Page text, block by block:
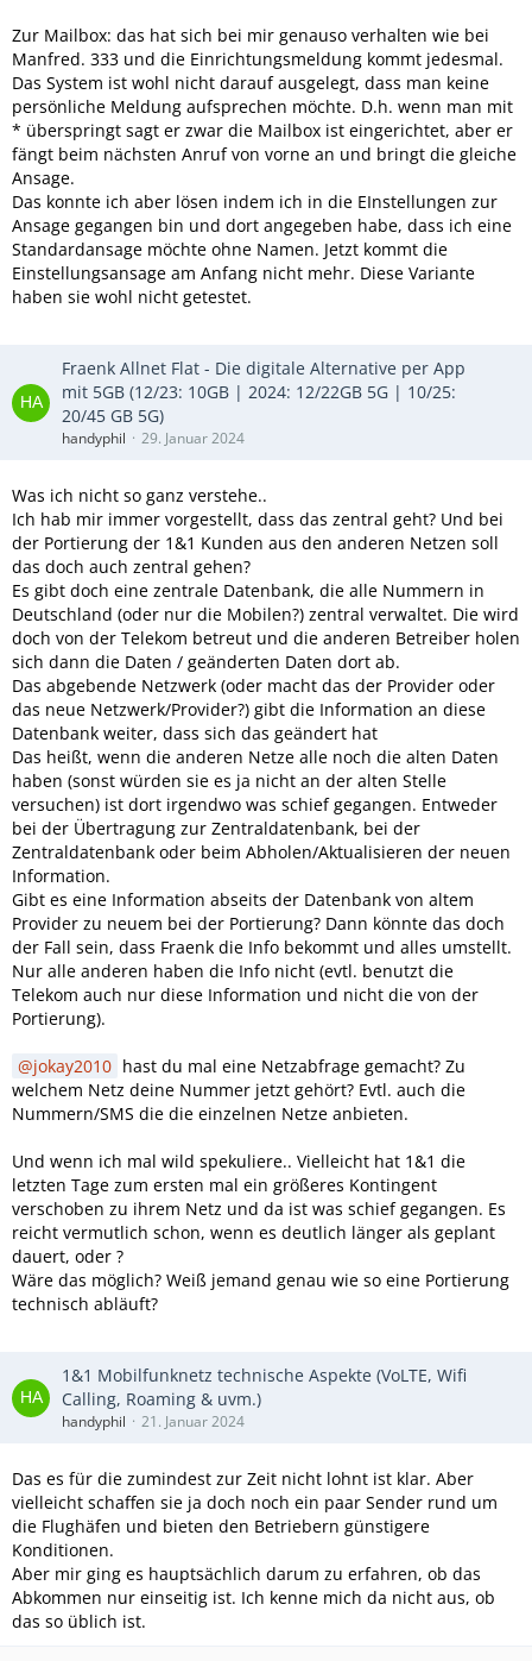
Zur Mailbox: das hat sich bei mir genauso verhalten wie bei
Manfred. 333 und die Einrichtungsmeldung kommt jedesmal.
Das System ist wohl nicht darauf ausgelegt, dass man keine
persönliche Meldung aufsprechen möchte. D.h. wenn man mit
* überspringt sagt er zwar die Mailbox ist eingerichtet, aber er
fängt beim nächsten Anruf von vorne an und bringt die gleiche
Ansage.
Das konnte ich aber lösen indem ich in die EInstellungen zur
Ansage gegangen bin und dort angegeben habe, dass ich eine
Standardansage möchte ohne Namen. Jetzt kommt die
Einstellungsansage am Anfang nicht mehr. Diese Variante
haben sie wohl nicht getestet.
Fraenk Allnet Flat - Die digitale Alternative per App
mit 5GB (12/23: 10GB | 2024: 12/22GB 5G | 10/25:
20/45 GB 5G)
handyphil 29. Januar 2024
Was ich nicht so ganz verstehe..
Ich hab mir immer vorgestellt, dass das zentral geht? Und bei
der Portierung der 1&1 Kunden aus den anderen Netzen soll
das doch auch zentral gehen?
Es gibt doch eine zentrale Datenbank, die alle Nummern in
Deutschland (oder nur die Mobilen?) zentral verwaltet. Die wird
doch von der Telekom betreut und die anderen Betreiber holen
sich dann die Daten / geänderten Daten dort ab.
Das abgebende Netzwerk (oder macht das der Provider oder
das neue Netzwerk/Provider?) gibt die Information an diese
Datenbank weiter, dass sich das geändert hat
Das heißt, wenn die anderen Netze alle noch die alten Daten
haben (sonst würden sie es ja nicht an der alten Stelle
versuchen) ist dort irgendwo was schief gegangen. Entweder
bei der Übertragung zur Zentraldatenbank, bei der
Zentraldatenbank oder beim Abholen/Aktualisieren der neuen
Information.
Gibt es eine Information abseits der Datenbank von altem
Provider zu neuem bei der Portierung? Dann könnte das doch
der Fall sein, dass Fraenk die Info bekommt und alles umstellt.
Nur alle anderen haben die Info nicht (evtl. benutzt die
Telekom auch nur diese Information und nicht die von der
Portierung).
jokay2010 hast du mal eine Netzabfrage gemacht? Zu
welchem Netz deine Nummer jetzt gehört? Evtl. auch die
Nummern/SMS die die einzelnen Netze anbieten.
Und wenn ich mal wild spekuliere.. Vielleicht hat 1&1 die
letzten Tage zum ersten mal ein größeres Kontingent
verschoben zu ihrem Netz und da ist was schief gegangen. Es
reicht vermutlich schon, wenn es deutlich länger als geplant
dauert, oder ?
Wäre das möglich? Weiß jemand genau wie so eine Portierung
technisch abläuft?
1&1 Mobilfunknetz technische Aspekte (VoLTE, Wifi
Calling, Roaming & uvm.)
handyphil 21. Januar 2024
Das es für die zumindest zur Zeit nicht lohnt ist klar. Aber
vielleicht schaffen sie ja doch noch ein paar Sender rund um
die Flughäfen und bieten den Betriebern günstigere
Konditionen.
Aber mir ging es hauptsächlich darum zu erfahren, ob das
Abkommen nur einseitig ist. Ich kenne mich da nicht aus, ob
das so üblich ist.